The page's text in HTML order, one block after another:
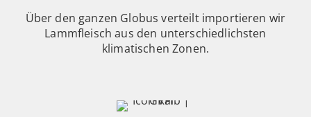
Über den ganzen Globus verteilt importieren wir
Lammfleisch aus den unterschiedlichsten
klimatischen Zonen.